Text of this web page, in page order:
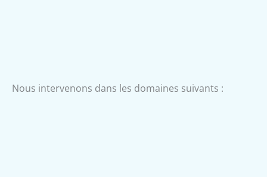
Nous intervenons dans les domaines suivants :